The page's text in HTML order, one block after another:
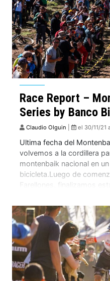
Race Report –
Series by Banco
Claudio Olguin el 30/11/21
Ultima fecha del
volvemos a la cordillera
montenbaik nacional en
bicicleta.Luego de
Farellones, finalizamos
2.750 metros de altitud